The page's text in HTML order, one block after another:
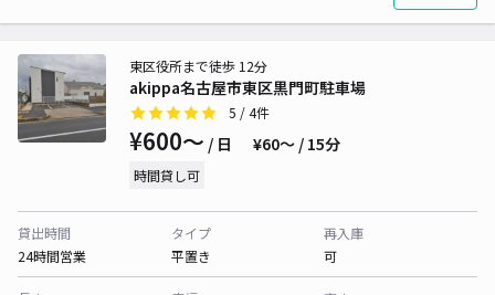
akippa名古屋市東区黒門町駐車場
東区役所まで徒歩 12分
5 / 4件
¥600〜 / 日 ¥60〜 / 15分
時間貸し可
貸出時間
24時間営業
タイプ
平置き
再入庫
可